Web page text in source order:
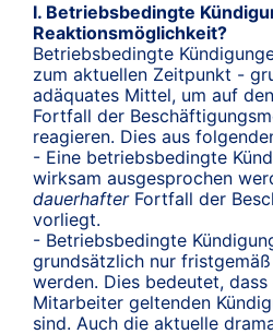
I. Betriebsbedingte
Reaktionsmöglichkeit?
Betriebsbedingte
zum aktuellen Zeitpunkt -
adäquates Mittel, um auf
Fortfall der
reagieren. Dies aus
- Eine betriebsbedingte
wirksam ausgesprochen
dauerhafterFortfall der
vorliegt.
- Betriebsbedingte
grundsätzlich nur
werden. Dies bedeutet,
Mitarbeiter geltenden
sind. Auch die aktuelle